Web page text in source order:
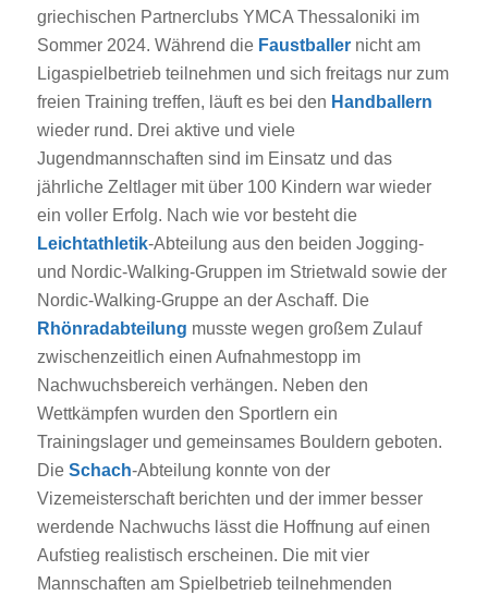
griechischen Partnerclubs YMCA Thessaloniki im
Sommer 2024. Während die Faustballernicht am
Ligaspielbetrieb teilnehmen und sich freitags nur zum
freien Training treffen, läuft es bei den Handballern
wieder rund. Drei aktive und viele
Jugendmannschaften sind im Einsatz und das
jährliche Zeltlager mit über 100 Kindern war wieder
ein voller Erfolg. Nach wie vor besteht die
Leichtathletik-Abteilung aus den beiden Jogging-
und Nordic-Walking-Gruppen im Strietwald sowie der
Nordic-Walking-Gruppe an der Aschaff. Die
Rhönradabteilung musste wegen großem Zulauf
zwischenzeitlich einen Aufnahmestopp im
Nachwuchsbereich verhängen. Neben den
Wettkämpfen wurden den Sportlern ein
Trainingslager und gemeinsames Bouldern geboten.
Die Schach-Abteilung konnte von der
Vizemeisterschaft berichten und der immer besser
werdende Nachwuchs lässt die Hoffnung auf einen
Aufstieg realistisch erscheinen. Die mit vier
Mannschaften am Spielbetrieb teilnehmenden